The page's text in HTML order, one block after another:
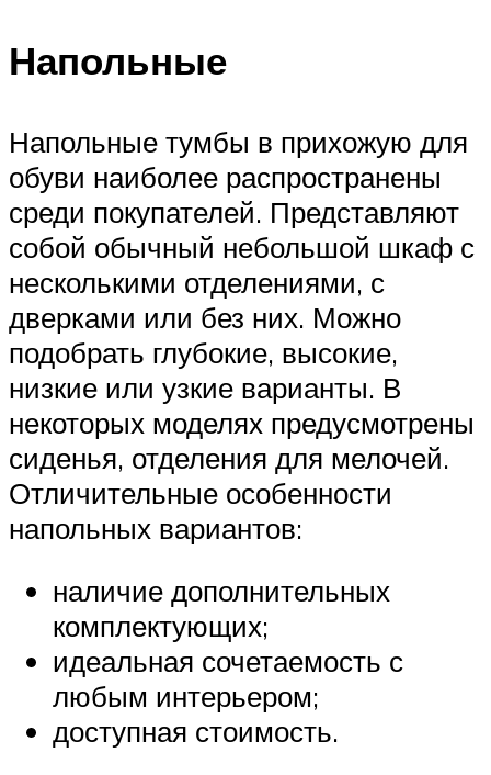
Напольные
Напольные тумбы в прихожую для
обуви наиболее распространены
среди покупателей. Представляют
собой обычный небольшой шкаф с
несколькими отделениями, с
дверками или без них. Можно
подобрать глубокие, высокие,
низкие или узкие варианты. В
некоторых моделях предусмотрены
сиденья, отделения для мелочей.
Отличительные особенности
напольных вариантов:
наличие дополнительных
комплектующих;
идеальная сочетаемость с
любым интерьером;
доступная стоимость.